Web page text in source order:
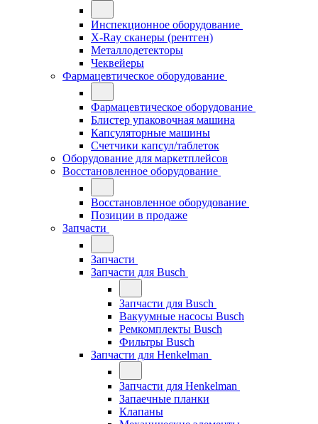
Инспекционное оборудование
X-Ray сканеры (рентген)
Металлодетекторы
Чеквейеры
Фармацевтическое оборудование
Фармацевтическое оборудование
Блистер упаковочная машина
Капсуляторные машины
Счетчики капсул/таблеток
Оборудование для маркетплейсов
Восстановленное оборудование
Восстановленное оборудование
Позиции в продаже
Запчасти
Запчасти
Запчасти для Busch
Запчасти для Busch
Вакуумные насосы Busch
Ремкомплекты Busch
Фильтры Busch
Запчасти для Henkelman
Запчасти для Henkelman
Запаечные планки
Клапаны